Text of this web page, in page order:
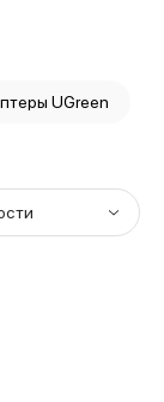
UGreen